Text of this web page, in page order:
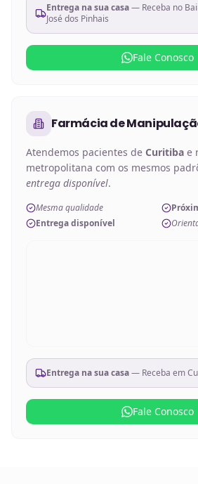
Entrega na sua casa— Receba no
José dos Pinhais
Fale Conosco
Farmácia de
Atendemos pacientes de Curitiba e
metropolitana com os mesmos
entrega disponível.
Mesma qualidade
Entrega disponível
Entrega na sua casa— Receba em
Fale Conosco